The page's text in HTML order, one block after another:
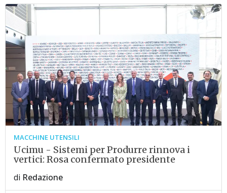
MACCHINE UTENSILI
Ucimu - Sistemi per Produrre rinnova i
vertici: Rosa confermato presidente
di Redazione